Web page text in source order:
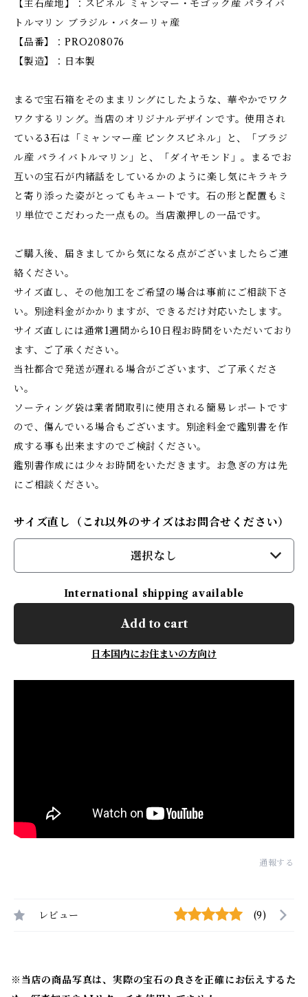
【主石産地】：スピネル ミャンマー・モゴック産 パライバ
トルマリン ブラジル・バターリャ産
【品番】：PRO208076
【製造】：日本製
まるで宝石箱をそのままリングにしたような、華やかでワク
ワクするリング。当店のオリジナルデザインです。使用され
ている3石は「ミャンマー産 ピンクスピネル」と、「ブラジ
ル産 パライバトルマリン」と、「ダイヤモンド」。まるでお
互いの宝石が内緒話をしているかのように楽し気にキラキラ
と寄り添った姿がとってもキュートです。石の形と配置もミ
リ単位でこだわった一点もの。当店激押しの一品です。
ご購入後、届きましてから気になる点がございましたらご連
絡ください。
サイズ直し、その他加工をご希望の場合は事前にご相談下さ
い。別途料金がかかりますが、できるだけ対応いたします。
サイズ直しには通常1週間から10日程お時間をいただいており
ます、ご了承ください。
当社都合で発送が遅れる場合がございます、ご了承くださ
い。
ソーティング袋は業者間取引に使用される簡易レポートです
ので、傷んでいる場合もございます。別途料金で鑑別書を作
成する事も出来ますのでご検討ください。
鑑別書作成には少々お時間をいただきます。お急ぎの方は先
にご相談ください。
サイズ直し（これ以外のサイズはお問合せください）
選択なし
International shipping available
Add to cart
日本国内にお住まいの方向け
通報する
レビュー (9)
※当店の商品写真は、実際の宝石の良さを正確にお伝えするた